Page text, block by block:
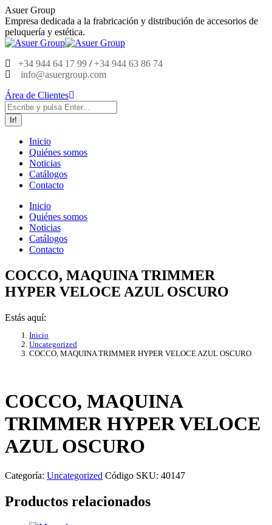
Saltar
al
contenido
Asuer Group
Empresa dedicada a la frabricación y distribución de accesorios de
peluquería y estética.
+34 944 64 17 99 /+34 944 63 86 74
info@asuergroup.com
Área de Clientes
Buscar:
Inicio
Quiénes somos
Noticias
Catálogos
Contacto
Inicio
Quiénes somos
Noticias
Catálogos
Contacto
COCCO, MAQUINA TRIMMER
HYPER VELOCE AZUL OSCURO
Estás aquí:
Inicio
Uncategorized
COCCO, MAQUINA TRIMMER HYPER VELOCE AZUL OSCURO
COCCO, MAQUINA
TRIMMER HYPER VELOCE
AZUL OSCURO
Categoría: Uncategorized Código SKU: 40147
Productos relacionados